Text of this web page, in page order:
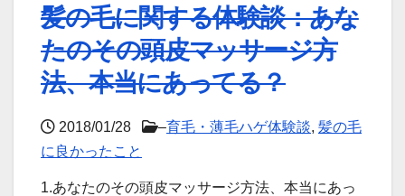
髪の毛に関する体験談：あな
たのその頭皮マッサージ方
法、本当にあってる？
2018/01/28 –育毛・薄毛ハゲ体験談, 髪の毛
に良かったこと
1.あなたのその頭皮マッサージ方法、本当にあっ